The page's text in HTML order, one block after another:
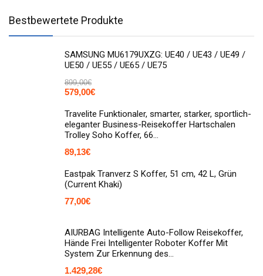
Bestbewertete Produkte
SAMSUNG MU6179UXZG: UE40 / UE43 / UE49 /
UE50 / UE55 / UE65 / UE75
899,00€
579,00€
Travelite Funktionaler, smarter, starker, sportlich-
eleganter Business-Reisekoffer Hartschalen
Trolley Soho Koffer, 66…
89,13€
Eastpak Tranverz S Koffer, 51 cm, 42 L, Grün
(Current Khaki)
77,00€
AIURBAG Intelligente Auto-Follow Reisekoffer,
Hände Frei Intelligenter Roboter Koffer Mit
System Zur Erkennung des…
1.429,28€